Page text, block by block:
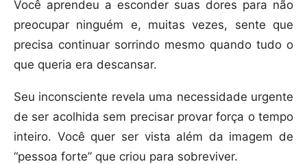
Você aprendeu a esconder suas dores para não
preocupar ninguém e, muitas vezes, sente que
precisa continuar sorrindo mesmo quando tudo o
que queria era descansar.
Seu inconsciente revela uma necessidade urgente
de ser acolhida sem precisar provar força o tempo
inteiro. Você quer ser vista além da imagem de
“pessoa forte” que criou para sobreviver.